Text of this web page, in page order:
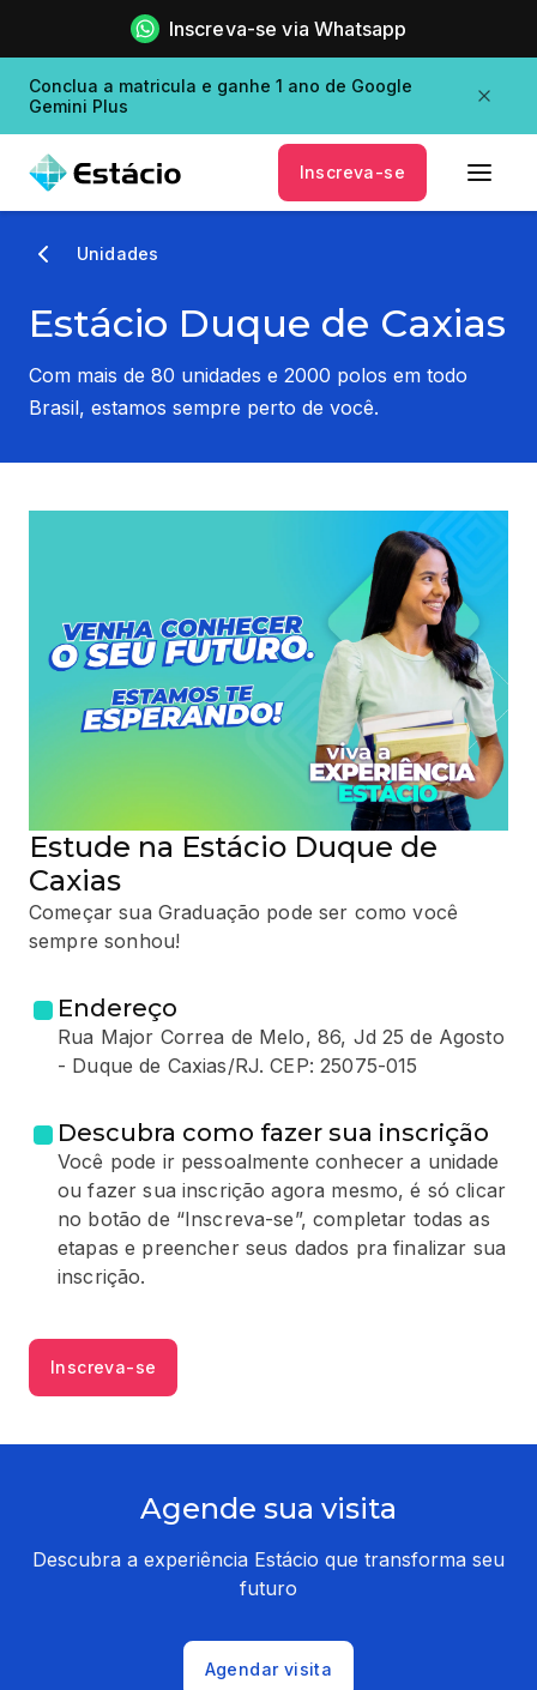
Inscreva-se via Whatsapp
Conclua a matricula e ganhe 1 ano de Google
Gemini Plus
Inscreva-se
Unidades
Estácio Duque de Caxias
Com mais de 80 unidades e 2000 polos em todo
Brasil, estamos sempre perto de você.
Estude na Estácio Duque de
Caxias
Começar sua Graduação pode ser como você
sempre sonhou!
Endereço
Rua Major Correa de Melo, 86, Jd 25 de Agosto
- Duque de Caxias/RJ. CEP: 25075-015
Descubra como fazer sua inscrição
Você pode ir pessoalmente conhecer a unidade
ou fazer sua inscrição agora mesmo, é só clicar
no botão de “Inscreva-se”, completar todas as
etapas e preencher seus dados pra finalizar sua
inscrição.
Inscreva-se
Agende sua visita
Descubra a experiência Estácio que transforma seu
futuro
Agendar visita